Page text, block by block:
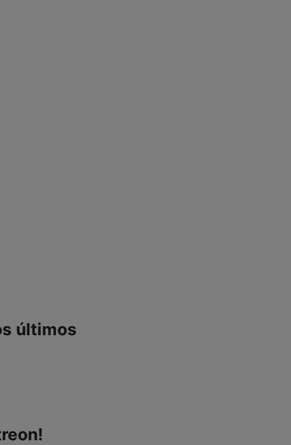
últimos